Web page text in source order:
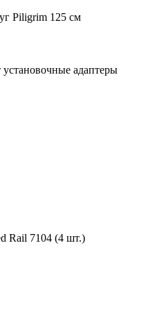
Piligrim 125 см
установочные адаптеры
Rail 7104 (4 шт.)